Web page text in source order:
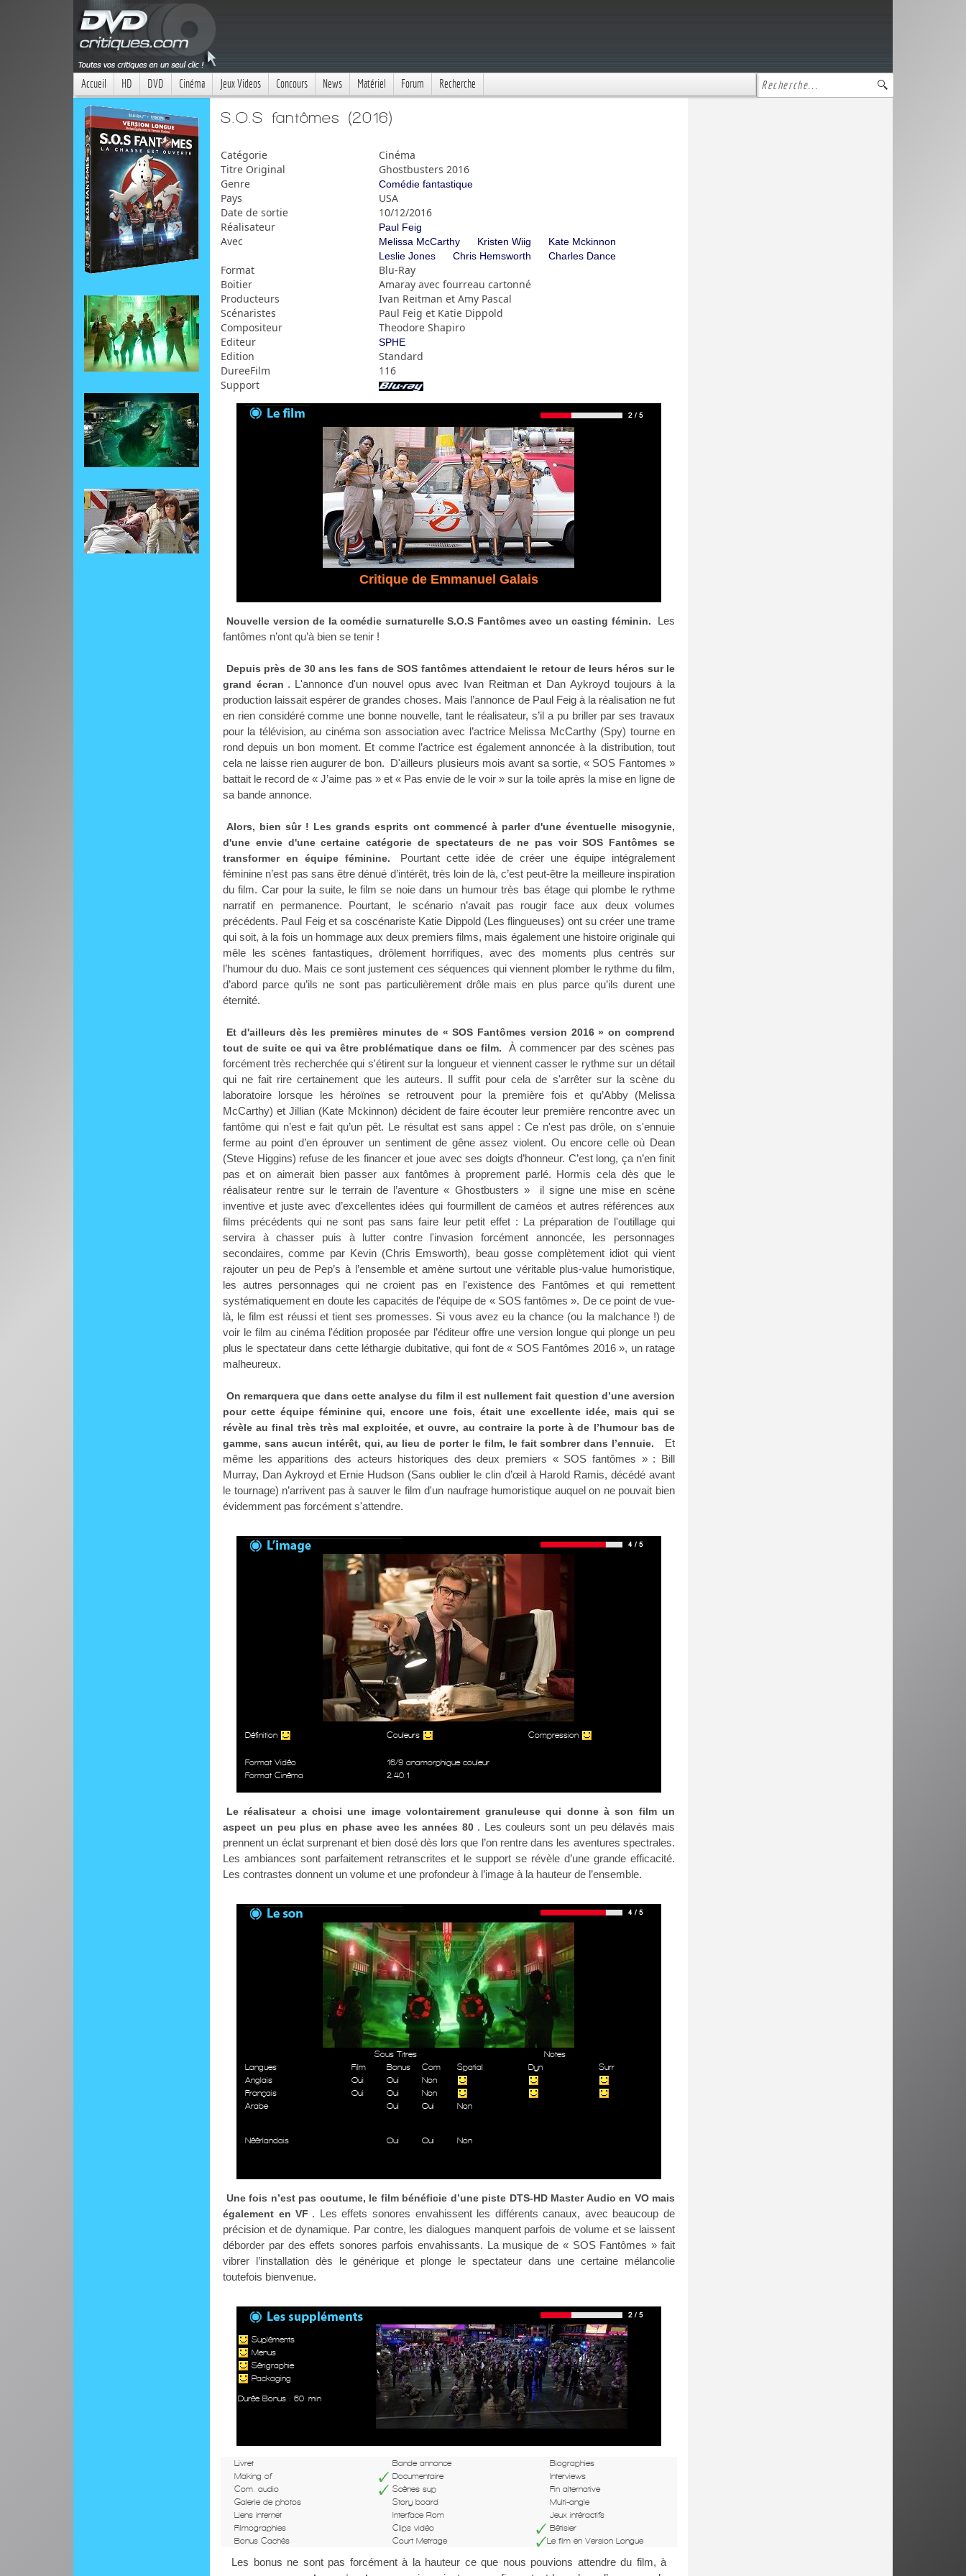
Accueil HD DVD Cinéma Jeux Videos Concours News Matériel Forum Recherche
S.O.S fantômes (2016)
Catégorie
Cinéma
Titre Original
Ghostbusters 2016
Genre
Comédie fantastique
Pays
USA
Date de sortie
10/12/2016
Réalisateur
Paul Feig
Avec Melissa McCarthy Kristen Wiig
Kate Mckinnon
Leslie Jones
Chris Hemsworth Charles Dance
Format
Blu-Ray
Boitier
Amaray avec fourreau cartonné
Producteurs
Ivan Reitman et Amy Pascal
Scénaristes
Paul Feig et Katie Dippold
Compositeur
Theodore Shapiro
Editeur
SPHE
Edition
Standard
DureeFilm
116
Support
Critique de Emmanuel Galais
Nouvelle version de la comédie surnaturelle S.O.S Fantômes avec un casting féminin.
Les
fantômes n’ont qu’à bien se tenir !
Depuis près de 30 ans les fans de SOS fantômes attendaient le retour de leurs héros sur le
grand écran . L'annonce d'un nouvel opus avec Ivan Reitman et Dan Aykroyd toujours à la
production laissait espérer de grandes choses. Mais l’annonce de Paul Feig à la réalisation ne fut
en rien considéré comme une bonne nouvelle, tant le réalisateur, s’il a pu briller par ses travaux
pour la télévision, au cinéma son association avec l’actrice Melissa McCarthy (Spy) tourne en
rond depuis un bon moment. Et comme l’actrice est également annoncée à la distribution, tout
cela ne laisse rien augurer de bon. D'ailleurs plusieurs mois avant sa sortie, « SOS Fantomes »
battait le record de « J’aime pas » et « Pas envie de le voir » sur la toile après la mise en ligne de
sa bande annonce.
Alors, bien sûr ! Les grands esprits ont commencé à parler d'une éventuelle misogynie,
d'une envie d'une certaine catégorie de spectateurs de ne pas voir SOS Fantômes se
transformer en équipe féminine.
Pourtant cette idée de créer une équipe intégralement
féminine n’est pas sans être dénué d’intérêt, très loin de là, c’est peut-être la meilleure inspiration
du film. Car pour la suite, le film se noie dans un humour très bas étage qui plombe le rythme
narratif en permanence. Pourtant, le scénario n’avait pas rougir face aux deux volumes
précédents. Paul Feig et sa coscénariste Katie Dippold (Les flingueuses) ont su créer une trame
qui soit, à la fois un hommage aux deux premiers films, mais également une histoire originale qui
mêle les scènes fantastiques, drôlement horrifiques, avec des moments plus centrés sur
l’humour du duo. Mais ce sont justement ces séquences qui viennent plomber le rythme du film,
d’abord parce qu’ils ne sont pas particulièrement drôle mais en plus parce qu’ils durent une
éternité.
Et d'ailleurs dès les premières minutes de « SOS Fantômes version 2016 » on comprend
tout de suite ce qui va être problématique dans ce film.
À commencer par des scènes pas
forcément très recherchée qui s'étirent sur la longueur et viennent casser le rythme sur un détail
qui ne fait rire certainement que les auteurs. Il suffit pour cela de s'arrêter sur la scène du
laboratoire lorsque les héroïnes se retrouvent pour la première fois et qu’Abby (Melissa
McCarthy) et Jillian (Kate Mckinnon) décident de faire écouter leur première rencontre avec un
fantôme qui n’est e fait qu’un pêt. Le résultat est sans appel : Ce n'est pas drôle, on s'ennuie
ferme au point d’en éprouver un sentiment de gêne assez violent. Ou encore celle où Dean
(Steve Higgins) refuse de les financer et joue avec ses doigts d’honneur. C’est long, ça n’en finit
pas et on aimerait bien passer aux fantômes à proprement parlé. Hormis cela dès que le
réalisateur rentre sur le terrain de l’aventure « Ghostbusters » il signe une mise en scène
inventive et juste avec d’excellentes idées qui fourmillent de caméos et autres références aux
films précédents qui ne sont pas sans faire leur petit effet : La préparation de l'outillage qui
servira à chasser puis à lutter contre l'invasion forcément annoncée, les personnages
secondaires, comme par Kevin (Chris Emsworth), beau gosse complètement idiot qui vient
rajouter un peu de Pep’s à l’ensemble et amène surtout une véritable plus-value humoristique,
les autres personnages qui ne croient pas en l'existence des Fantômes et qui remettent
systématiquement en doute les capacités de l'équipe de « SOS fantômes ». De ce point de vue-
là, le film est réussi et tient ses promesses. Si vous avez eu la chance (ou la malchance !) de
voir le film au cinéma l'édition proposée par l’éditeur offre une version longue qui plonge un peu
plus le spectateur dans cette léthargie dubitative, qui font de « SOS Fantômes 2016 », un ratage
malheureux.
On remarquera que dans cette analyse du film il est nullement fait question d’une aversion
pour cette équipe féminine qui, encore une fois, était une excellente idée, mais qui se
révèle au final très très mal exploitée, et ouvre, au contraire la porte à de l’humour bas de
gamme, sans aucun intérêt, qui, au lieu de porter le film, le fait sombrer dans l’ennuie.
Et
même les apparitions des acteurs historiques des deux premiers « SOS fantômes » : Bill
Murray, Dan Aykroyd et Ernie Hudson (Sans oublier le clin d’œil à Harold Ramis, décédé avant
le tournage) n’arrivent pas à sauver le film d'un naufrage humoristique auquel on ne pouvait bien
évidemment pas forcément s'attendre.
Définition Couleurs Compression
Format Vidéo
16/9 anamorphique couleur
Format Cinéma
2.40:1
Le réalisateur a choisi une image volontairement granuleuse qui donne à son film un
aspect un peu plus en phase avec les années 80 . Les couleurs sont un peu délavés mais
prennent un éclat surprenant et bien dosé dès lors que l’on rentre dans les aventures spectrales.
Les ambiances sont parfaitement retranscrites et le support se révèle d’une grande efficacité.
Les contrastes donnent un volume et une profondeur à l’image à la hauteur de l’ensemble.
Sous Titres
Notes
Langues
Film Bonus Com Spatial Dyn
Surr
Anglais
Oui Oui
Non
Français
Oui Oui
Non
Arabe
Oui Oui Non
Néérlandais Oui Oui Non
Une fois n’est pas coutume, le film bénéficie d’une piste DTS-HD Master Audio en VO mais
également en VF . Les effets sonores envahissent les différents canaux, avec beaucoup de
précision et de dynamique. Par contre, les dialogues manquent parfois de volume et se laissent
déborder par des effets sonores parfois envahissants. La musique de « SOS Fantômes » fait
vibrer l’installation dès le générique et plonge le spectateur dans une certaine mélancolie
toutefois bienvenue.
Supléments
Menus
Sérigraphie
Packaging
Durée Bonus : 60 min
Livret Bande annonce
Biographies
Making of
Documentaire
Interviews
Com. audio
Scènes sup
Fin alternative
Galerie de photos
Story board
Multi-angle
Liens internet
Interface Rom
Jeux intéractifs
Filmographies
Clips vidéo
Bêtisier
Bonus Cachés
Court Metrage Le film en Version Longue
Les bonus ne sont pas forcément à la hauteur ce que nous pouvions attendre du film, à